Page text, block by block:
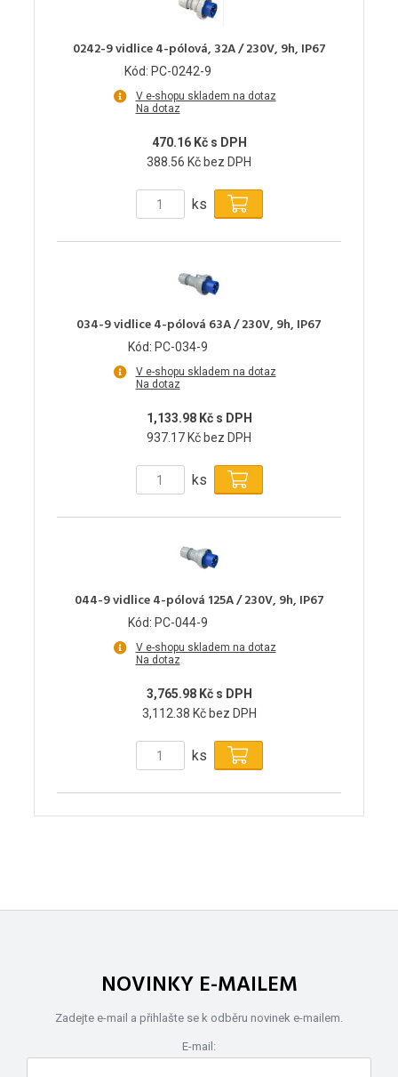
0242-9 vidlice 4-pólová, 32A / 230V, 9h, IP67
Kód: PC-0242-9
V e-shopu skladem na dotaz
Na dotaz
470.16 Kč s DPH
388.56 Kč bez DPH
ks
034-9 vidlice 4-pólová 63A / 230V, 9h, IP67
Kód: PC-034-9
V e-shopu skladem na dotaz
Na dotaz
1,133.98 Kč s DPH
937.17 Kč bez DPH
ks
044-9 vidlice 4-pólová 125A / 230V, 9h, IP67
Kód: PC-044-9
V e-shopu skladem na dotaz
Na dotaz
3,765.98 Kč s DPH
3,112.38 Kč bez DPH
ks
NOVINKY E-MAILEM
Zadejte e-mail a přihlašte se k odběru novinek e-mailem.
E-mail: